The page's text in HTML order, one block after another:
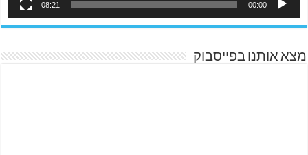
00:00
08:21
מצא אותנו בפייסבוק